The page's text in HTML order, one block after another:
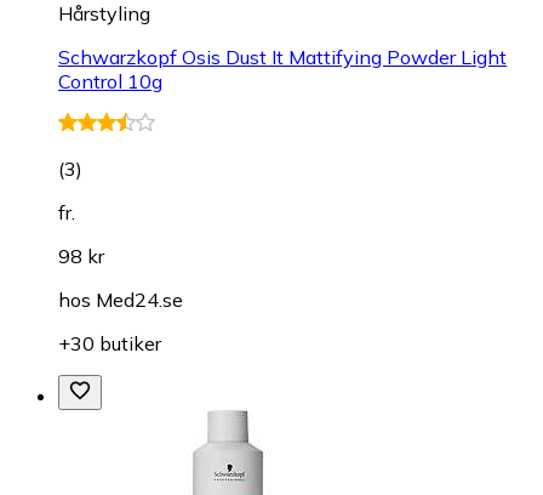
Hårstyling
Schwarzkopf Osis Dust It Mattifying Powder Light
Control 10g
(3)
fr.
98 kr
hos Med24.se
+30 butiker